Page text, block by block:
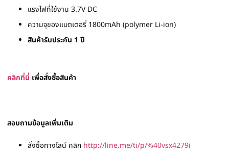
แรงไฟที่ใช้งาน 3.7V DC
ความจุของแบตเตอรี่ 1800mAh (polymer Li-ion)
สินค้ารับประกัน 1 ปี
คลิกที่นี่ เพื่อสั่งซื้อสินค้า
สอบถามข้อมูลเพิ่มเติม
สั่งซื้อทางไลน์ คลิก http://line.me/ti/p/%40vsx4279i